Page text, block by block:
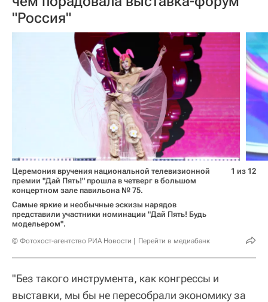
"Россия"
Церемония вручения национальной телевизионной
премии "Дай Пять!" прошла в четверг в большом
концертном зале павильона № 75.
Самые яркие и необычные эскизы нарядов
представили участники номинации "Дай Пять! Будь
модельером".
© Фотохост-агентство РИА Новости Перейти в медиабанк
1 из 12
"Без такого инструмента, как конгрессы и
выставки, мы бы не пересобрали экономику за